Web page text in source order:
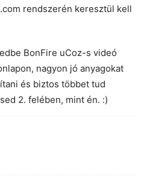
rendszerén keresztül kell
BonFire uCoz-s videó
nagyon jó anyagokat
és biztos többet tud
2. felében, mint én. :)